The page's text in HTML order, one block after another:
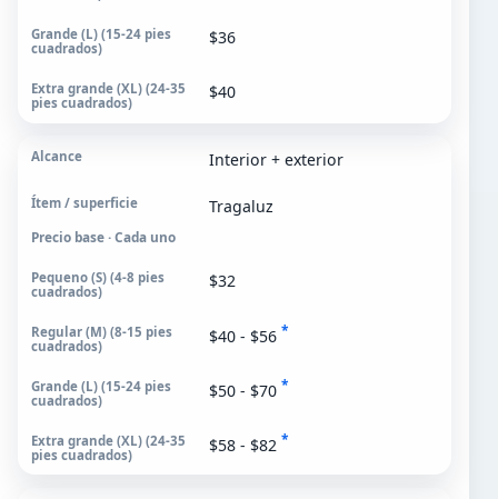
$36
$40
Interior + exterior
Tragaluz
Precio base · Cada uno
$32
$40 - $56 *
$50 - $70 *
$58 - $82 *